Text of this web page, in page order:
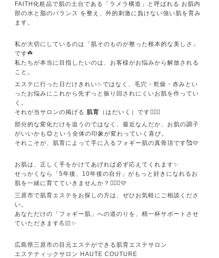
FAITH化粧品で肌の土台である「ラメラ構造」と呼ばれる お肌内
部の水と脂のバランス を整え、外的刺激に負けない強い肌を育み
ます。
私が大切にしているのは「肌そのものが整った根本的な美しさ」
です☘️
​私たちが本当に目指したいのは、お客様がお悩みから解放される
こと。
エステに行った日だけきれい✨ではなく、毛穴・乾燥・赤みとい
ったお悩みにこれから先ずっと振り回されにくいお肌を作ってい
く。
それが当サロンの掲げる 肌育 （はだいく）です🙆🏻‍♀️
部分的な変化だけを追うのではなく、最近なんだか、お肌の調子
がいいかも😊という全体の印象が変わっていく喜び。
それこそが、肌育によって手に入るフォギー肌の真骨頂です🥰🩷
お肌は、正しく手をかけてあげれば必ず応えてくれます✨
せっかくなら「5年後、10年後の自分」がもっと好きになれるお
肌を一緒に育てていきませんか？💁🏻‍♀️🩷
三原市で肌育エステをお探しの方は、ぜひお気軽にご相談くださ
い。
あなただけの「フォギー肌」への道のりを、精一杯サポートさせ
ていただきます💪🏻✨
広島県三原市の目元エステができる肌育エステサロン
エステティックサロン HAUTE COUTURE